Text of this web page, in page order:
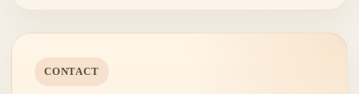
CONTACT